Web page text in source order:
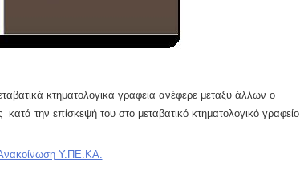
κτηματολογικά γραφεία ανέφερε μεταξύ άλλων ο
την επίσκεψή του στο μεταβατικό κτηματολογικό γραφείο
Υ.ΠΕ.ΚΑ.